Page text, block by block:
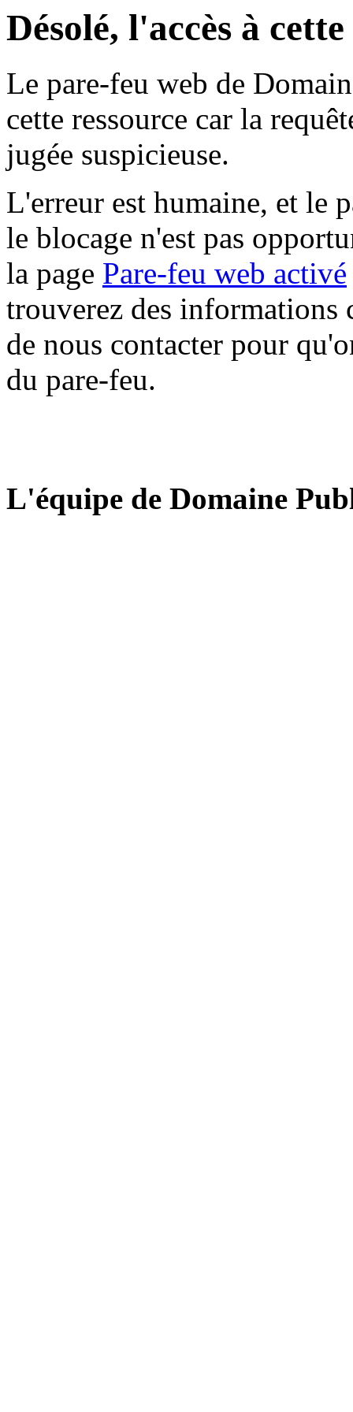
Désolé, l'accès à
Le pare-feu web de
cette ressource car la
jugée suspicieuse.
L'erreur est humaine, et le
le blocage n'est pas
la page Pare-feu web activé
trouverez des informations
de nous contacter pour
du pare-feu.
L'équipe de Domaine